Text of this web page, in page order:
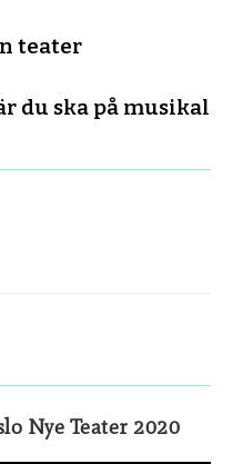
teater
du ska på musikal
Nye Teater 2020